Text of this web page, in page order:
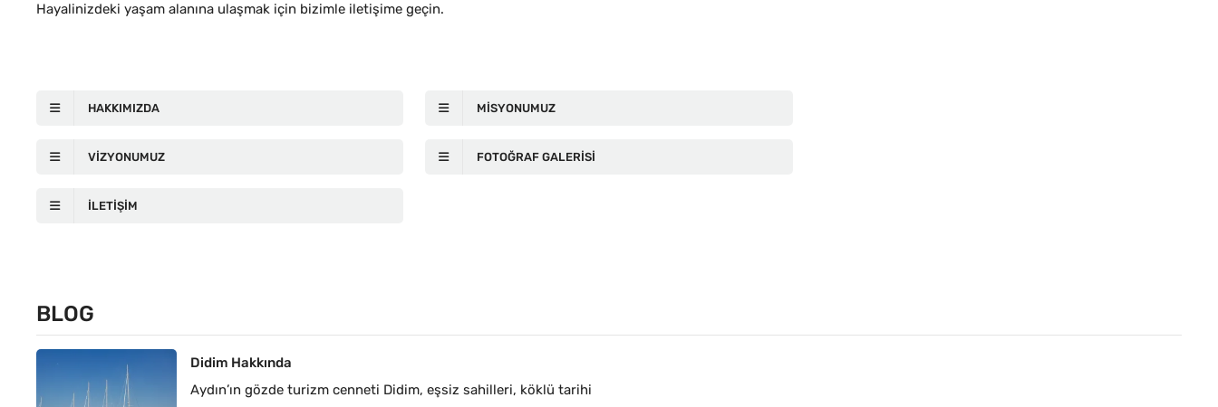
Hayalinizdeki yaşam alanına ulaşmak için bizimle iletişime geçin.
HAKKIMIZDA MISYONUMUZ
VIZYONUMUZ FOTOĞRAF GALERISI
İLETIŞIM
BLOG
Didim Hakkında
Aydın’ın gözde turizm cenneti Didim, eşsiz sahilleri, köklü tarihi